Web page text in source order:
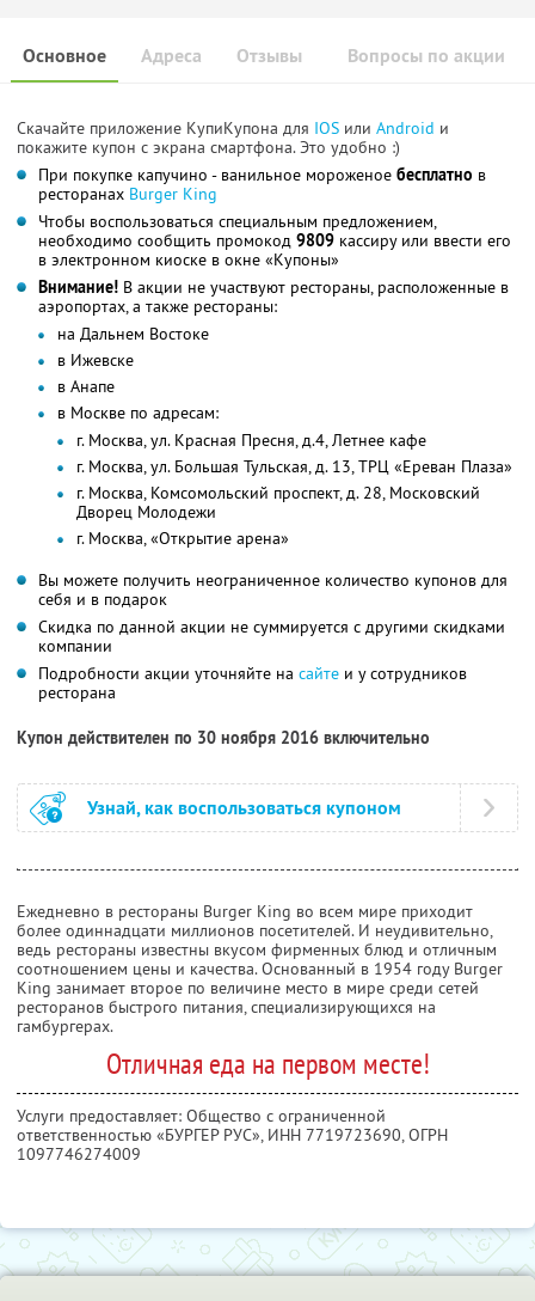
Основное Отзывы Вопросы по акции
Адреса
Скачайте приложение КупиКупона для IOS или Android и
покажите купон с экрана смартфона. Это удобно :)
При покупке капучино - ванильное мороженое бесплатно в
ресторанах Burger King
Чтобы воспользоваться специальным предложением,
необходимо сообщить промокод 9809 кассиру или ввести его
в электронном киоске в окне «Купоны»
Внимание! В акции не участвуют рестораны, расположенные в
аэропортах, а также рестораны:
на Дальнем Востоке
в Ижевске
в Анапе
в Москве по адресам:
г. Москва, ул. Красная Пресня, д.4, Летнее кафе
г. Москва, ул. Большая Тульская, д. 13, ТРЦ «Ереван Плаза»
г. Москва, Комсомольский проспект, д. 28, Московский
Дворец Молодежи
г. Москва, «Открытие арена»
Вы можете получить неограниченное количество купонов для
себя и в подарок
Скидка по данной акции не суммируется с другими скидками
компании
Подробности акции уточняйте на сайте и у сотрудников
ресторана
Купон действителен по 30 ноября 2016 включительно
Узнай, как воспользоваться купоном
Ежедневно в рестораны Burger King во всем мире приходит
более одиннадцати миллионов посетителей. И неудивительно,
ведь рестораны известны вкусом фирменных блюд и отличным
соотношением цены и качества. Основанный в 1954 году Burger
King занимает второе по величине место в мире среди сетей
ресторанов быстрого питания, специализирующихся на
гамбургерах.
Отличная еда на первом месте!
Услуги предоставляет: Общество с ограниченной
ответственностью «БУРГЕР РУС», ИНН 7719723690, ОГРН
1097746274009